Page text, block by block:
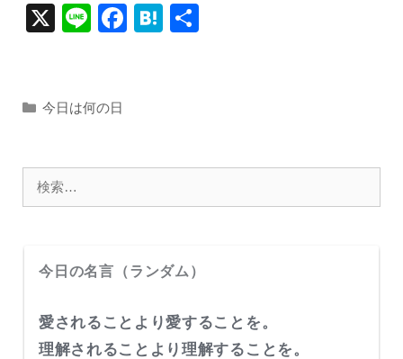
X
Li
F
o
H
カ
ー
今日は何の日
今日の名言（ランダム）
愛されることより愛することを。
理解されることより理解することを。